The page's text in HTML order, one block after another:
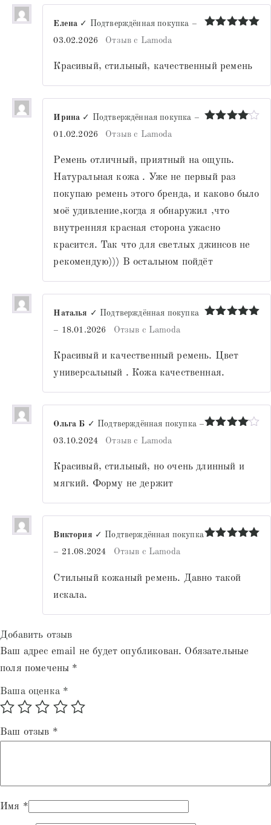
Елена ✓ Подтверждённая покупка –
03.02.2026
Отзыв с Lamoda
Красивый, стильный, качественный ремень
Ирина ✓ Подтверждённая покупка –
01.02.2026
Отзыв с Lamoda
Ремень отличный, приятный на ощупь.
Натуральная кожа . Уже не первый раз
покупаю ремень этого бренда, и каково было
моё удивление,когда я обнаружил ,что
внутренняя красная сторона ужасно
красится. Так что для светлых джинсов не
рекомендую))) В остальном пойдёт
Наталья ✓ Подтверждённая покупка
– 18.01.2026 Отзыв с Lamoda
Красивый и качественный ремень. Цвет
универсальный . Кожа качественная.
Ольга Б ✓ Подтверждённая покупка –
03.10.2024
Отзыв с Lamoda
Красивый, стильный, но очень длинный и
мягкий. Форму не держит
Виктория ✓ Подтверждённая покупка
– 21.08.2024 Отзыв с Lamoda
Стильный кожаный ремень. Давно такой
искала.
Добавить отзыв
Ваш адрес email не будет опубликован. Обязательные
поля помечены *
Ваша оценка *
Ваш отзыв *
Имя *